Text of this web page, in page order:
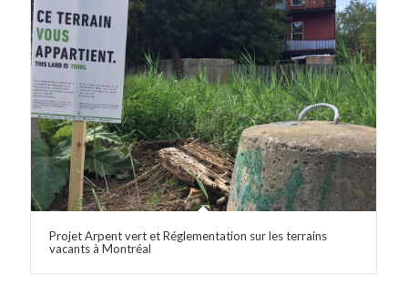
Projet Arpent vert et Réglementation sur les terrains
vacants à Montréal